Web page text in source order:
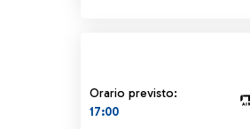
Orario previsto:
17:00